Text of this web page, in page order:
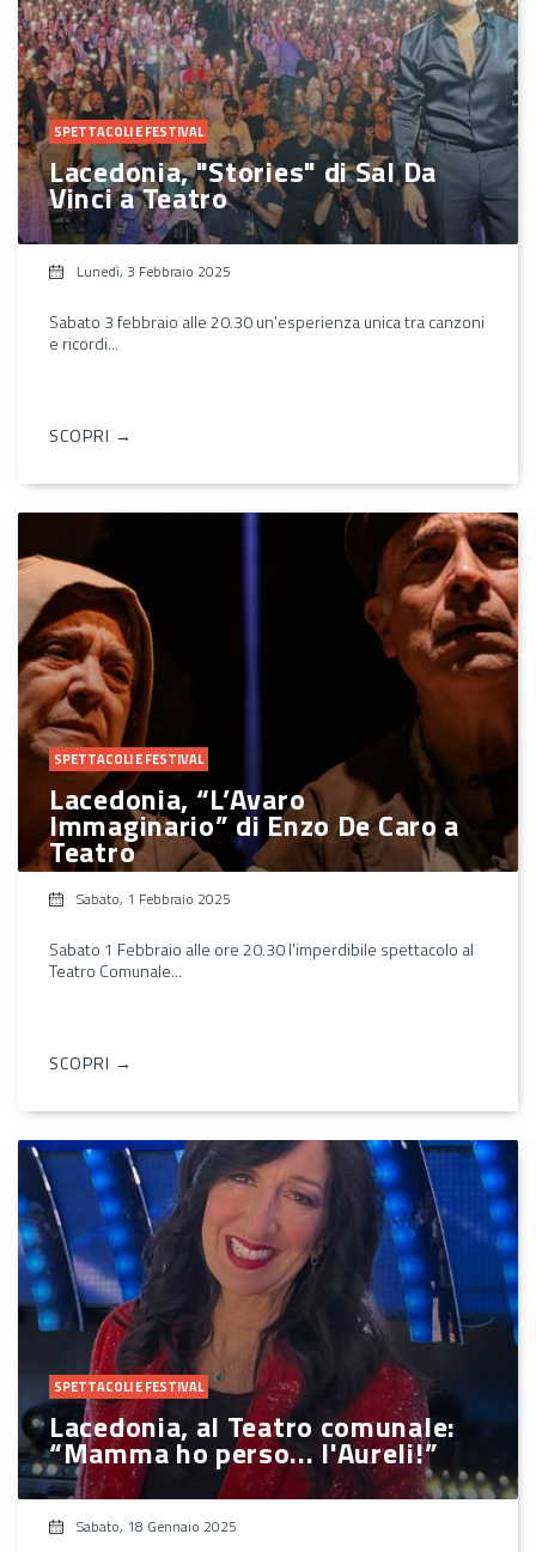
SPETTACOLI E FESTIVAL
Lacedonia, "Stories" di Sal Da
Vinci a Teatro
Lunedì, 3 Febbraio 2025
Sabato 3 febbraio alle 20.30 un’esperienza unica tra canzoni
e ricordi...
SCOPRI →
SPETTACOLI E FESTIVAL
Lacedonia, “L’Avaro
Immaginario” di Enzo De Caro a
Teatro
Sabato, 1 Febbraio 2025
Sabato 1 Febbraio alle ore 20.30 l'imperdibile spettacolo al
Teatro Comunale...
SCOPRI →
SPETTACOLI E FESTIVAL
Lacedonia, al Teatro comunale:
“Mamma ho perso... l'Aureli!”
Sabato, 18 Gennaio 2025